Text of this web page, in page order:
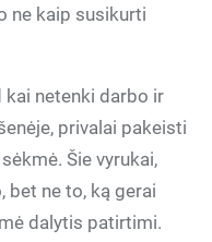
ne kaip susikurti
kai netenki darbo ir
privalai pakeisti
Šie vyrukai,
bet ne to, ką gerai
dalytis patirtimi.